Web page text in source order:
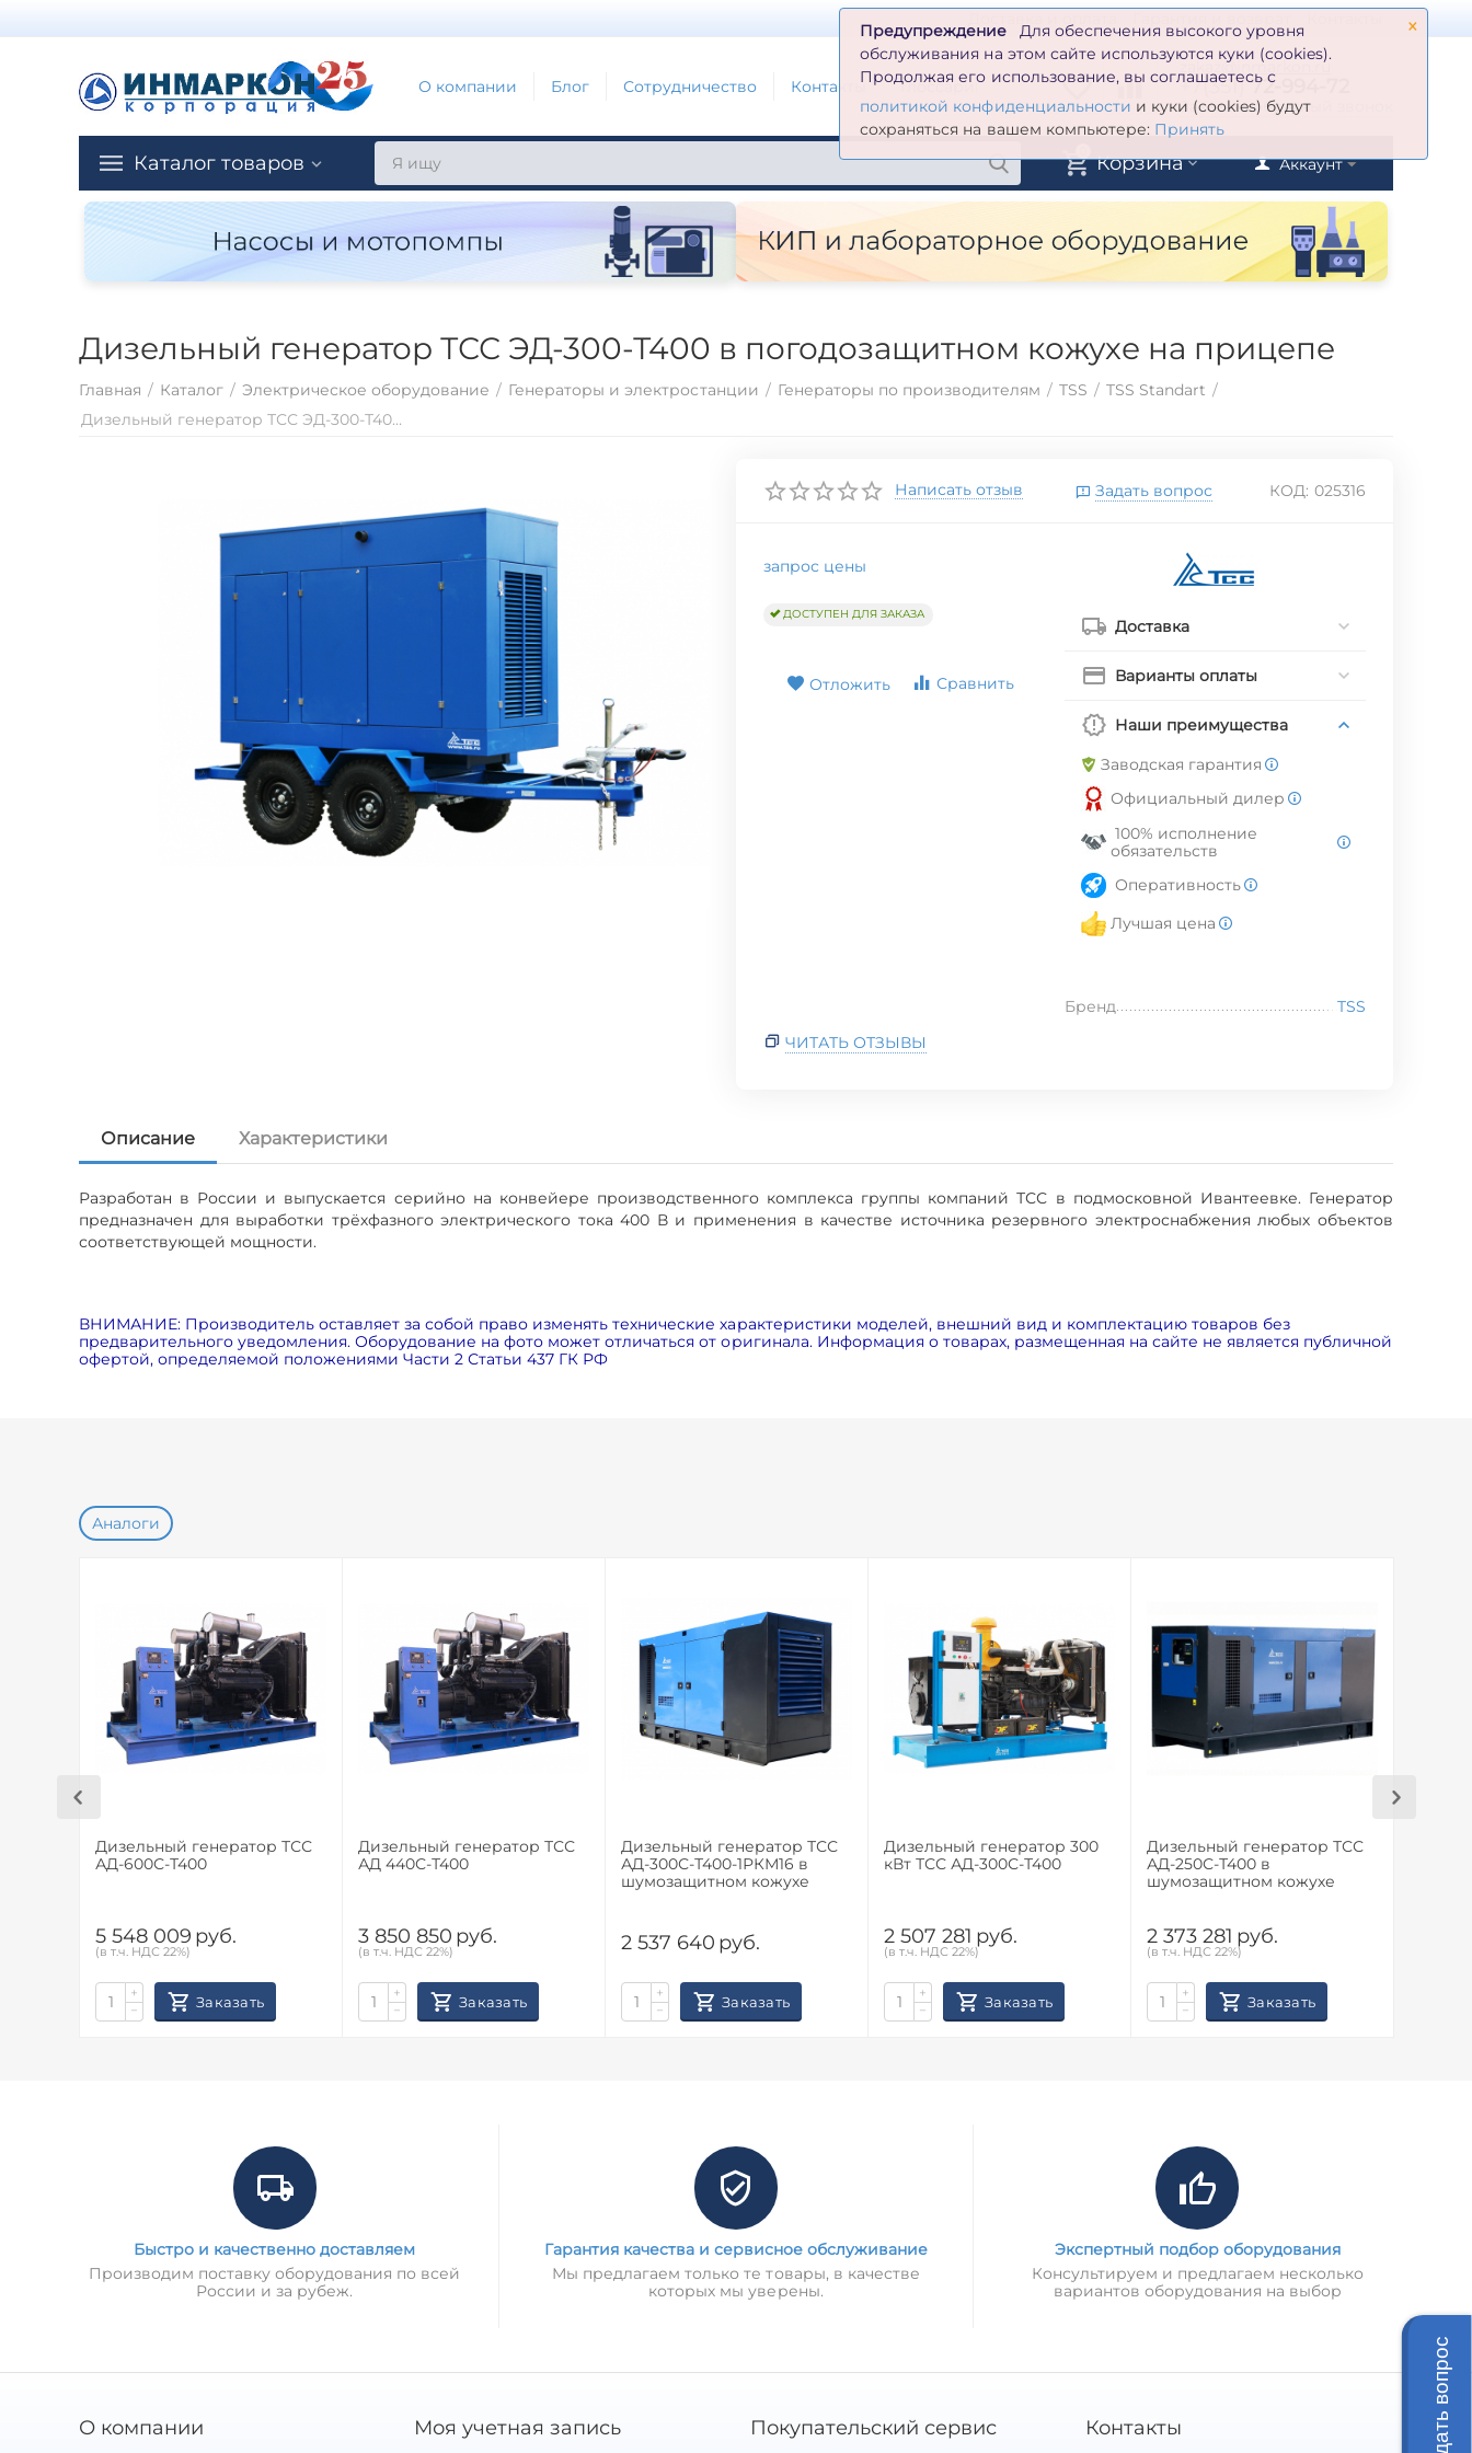
×
Предупреждение
Для обеспечения высокого уровня
обслуживания на этом сайте используются куки (cookies).
Продолжая его использование, вы соглашаетесь с
политикой конфиденциальности и куки (cookies) будут
сохраняться на вашем компьютере: Принять
О компании Блог Сотрудничество Контакты Глоссарий
zakaz@inmarkon.ru
+7(351)72-994-72
Заказать обратный звонок
Каталог товаров Аккаунт
Корзина
Дизельный генератор ТСС ЭД-300-Т400 в погодозащитном кожухе на прицепе
Главная / Каталог / Электрическое оборудование / Генераторы и электростанции / Генераторы по производителям / TSS / TSS Standart /
Дизельный генератор ТСС ЭД-300-Т400 в погодозащитном кожухе на прицепе
Написать отзыв Задать вопрос КОД: 025316
запрос цены
ДОСТУПЕН ДЛЯ ЗАКАЗА
Отложить Сравнить
Доставка
Варианты оплаты
Наши преимущества
Заводская гарантия
Официальный дилер
100% исполнение
обязательств
Оперативность
Лучшая цена
Бренд
TSS
ЧИТАТЬ ОТЗЫВЫ
Описание Характеристики
Разработан в России и выпускается серийно на конвейере производственного комплекса группы компаний ТСС в подмосковной Ивантеевке. Генератор
предназначен для выработки трёхфазного электрического тока 400 В и применения в качестве источника резервного электроснабжения любых объектов
соответствующей мощности.
ВНИМАНИЕ: Производитель оставляет за собой право изменять технические характеристики моделей, внешний вид и комплектацию товаров без
предварительного уведомления. Оборудование на фото может отличаться от оригинала. Информация о товарах, размещенная на сайте не является публичной
офертой, определяемой положениями Части 2 Статьи 437 ГК РФ
Аналоги
Дизельный генератор ТСС
АД-600С-Т400
5 548 009 руб.
(в т.ч. НДС 22%)
+
−
Заказать
Дизельный генератор ТСС
АД 440С-Т400
3 850 850 руб.
(в т.ч. НДС 22%)
+
−
Заказать
Дизельный генератор ТСС
АД-300С-Т400-1РКМ16 в
шумозащитном кожухе
2 537 640 руб.
+
−
Заказать
Дизельный генератор 300
кВт ТСС АД-300С-Т400
2 507 281 руб.
(в т.ч. НДС 22%)
+
−
Заказать
Дизельный генератор ТСС
АД-250С-Т400 в
шумозащитном кожухе
2 373 281 руб.
(в т.ч. НДС 22%)
+
−
Заказать
Быстро и качественно доставляем
Производим поставку оборудования по всей
России и за рубеж.
Гарантия качества и сервисное обслуживание
Мы предлагаем только те товары, в качестве
которых мы уверены.
Экспертный подбор оборудования
Консультируем и предлагаем несколько
вариантов оборудования на выбор
О компании Моя учетная запись Покупательский сервис Контакты Задать вопрос